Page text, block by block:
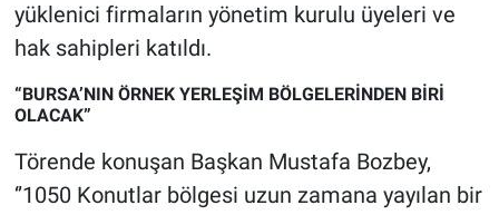
yüklenici firmaların yönetim kurulu üyeleri ve
hak sahipleri katıldı.
“BURSA’NIN ÖRNEK YERLEŞİM BÖLGELERİNDEN BİRİ
OLACAK”
Törende konuşan Başkan Mustafa Bozbey,
‘’1050 Konutlar bölgesi uzun zamana yayılan bir
Programlar
Teknoloji